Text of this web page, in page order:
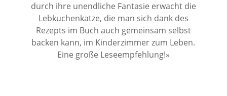
durch ihre unendliche Fantasie erwacht die
Lebkuchenkatze, die man sich dank des
Rezepts im Buch auch gemeinsam selbst
backen kann, im Kinderzimmer zum Leben.
Eine große Leseempfehlung!»